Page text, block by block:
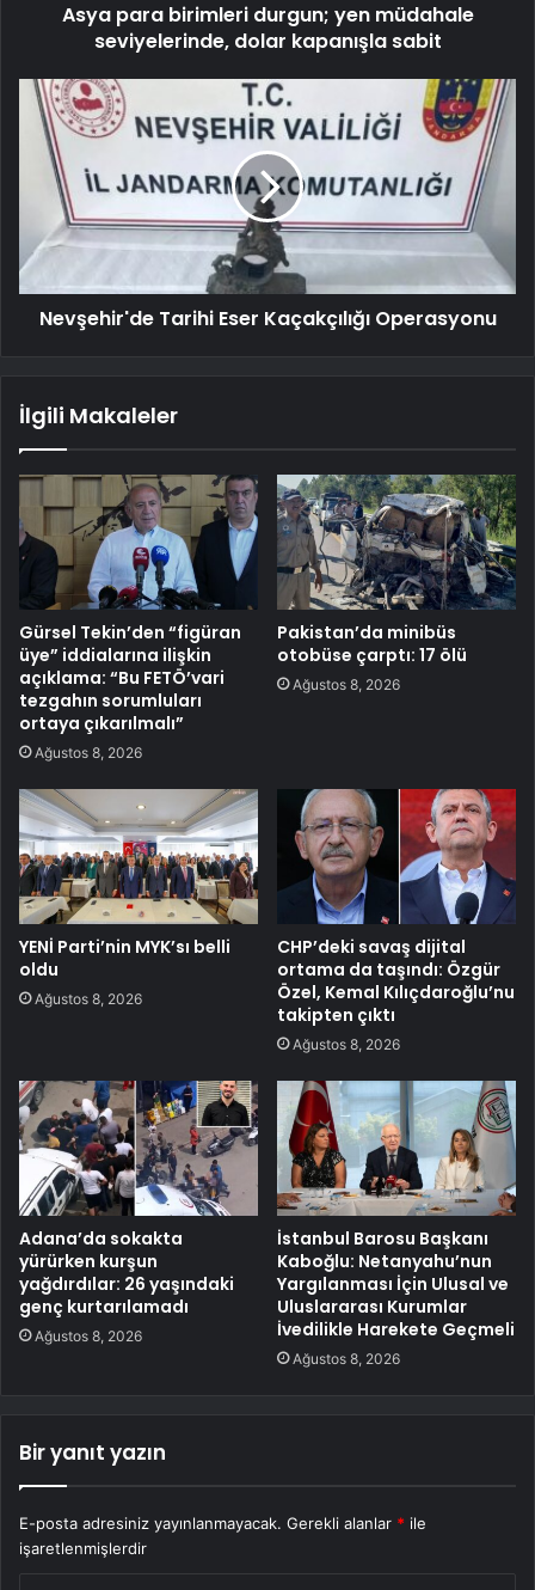
Asya para birimleri durgun; yen müdahale
seviyelerinde, dolar kapanışla sabit
Nevşehir'de Tarihi Eser Kaçakçılığı Operasyonu
İlgili Makaleler
Gürsel Tekin’den “figüran
üye” iddialarına ilişkin
açıklama: “Bu FETÖ’vari
tezgahın sorumluları
ortaya çıkarılmalı”
Ağustos 8, 2026
Pakistan’da minibüs
otobüse çarptı: 17 ölü
Ağustos 8, 2026
YENİ Parti’nin MYK’sı belli
oldu
Ağustos 8, 2026
CHP’deki savaş dijital
ortama da taşındı: Özgür
Özel, Kemal Kılıçdaroğlu’nu
takipten çıktı
Ağustos 8, 2026
Adana’da sokakta
yürürken kurşun
yağdırdılar: 26 yaşındaki
genç kurtarılamadı
Ağustos 8, 2026
İstanbul Barosu Başkanı
Kaboğlu: Netanyahu’nun
Yargılanması İçin Ulusal ve
Uluslararası Kurumlar
İvedilikle Harekete Geçmeli
Ağustos 8, 2026
Bir yanıt yazın
E-posta adresiniz yayınlanmayacak. Gerekli alanlar * ile
işaretlenmişlerdir